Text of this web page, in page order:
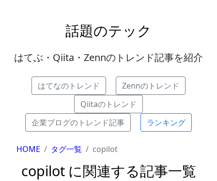
話題のテック
はてぶ・Qiita・Zennのトレンド記事を紹介
はてなのトレンド
Zennのトレンド
Qiitaのトレンド
企業ブログのトレンド記事
ランキング
HOME タグ一覧 copilot
copilot に関連する記事一覧